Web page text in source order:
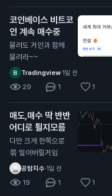
코인베이스 비트코
인 계속 매수중
물려도 거인과 함께
물려라~~
Tradingview·1일 전
29 1 1
매도,매수 딱 반반
어디로 튈지모름
다만 크게 한쪽으로
쭊 밀어버릴거임
공탐지수·1일 전
19 1 1